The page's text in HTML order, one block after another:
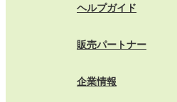
ヘルプガイド
販売パートナー
企業情報